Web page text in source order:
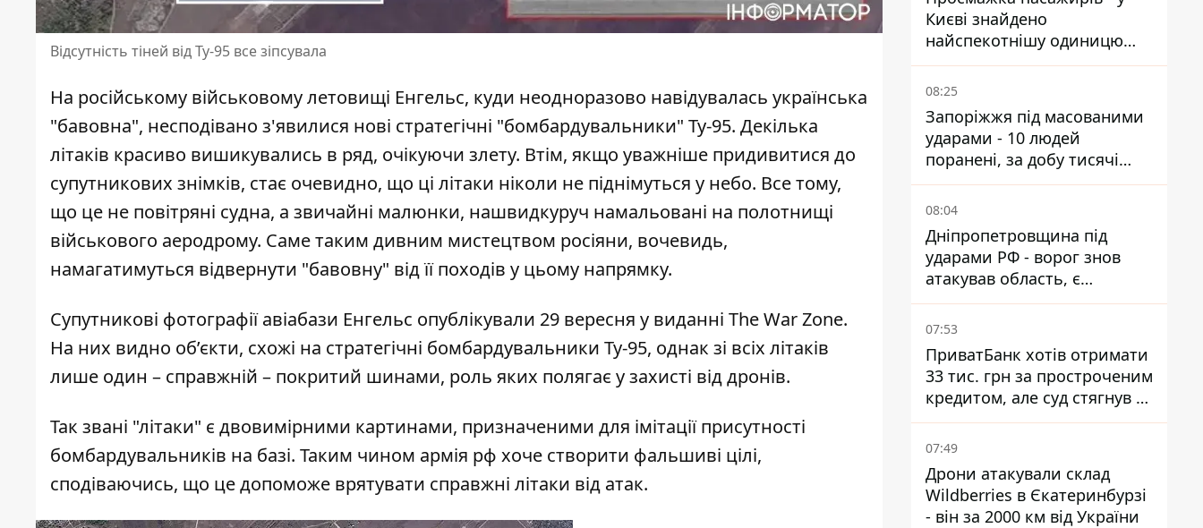
Відсутність тіней від Ту-95 все зіпсувала
На російському військовому летовищі Енгельс, куди неодноразово навідувалась українська
"бавовна", несподівано з'явилися нові стратегічні "бомбардувальники" Ту-95. Декілька
літаків красиво вишикувались в ряд, очікуючи злету. Втім, якщо уважніше придивитися до
супутникових знімків, стає очевидно, що ці літаки ніколи не піднімуться у небо. Все тому,
що це не повітряні судна, а звичайні малюнки, нашвидкуруч намальовані на полотнищі
військового аеродрому. Саме таким дивним мистецтвом росіяни, вочевидь,
намагатимуться відвернути "бавовну" від її походів у цьому напрямку.
Супутникові фотографії авіабази Енгельс опублікували 29 вересня у виданні The War Zone.
На них видно об’єкти, схожі на стратегічні бомбардувальники Ту-95, однак зі всіх літаків
лише один – справжній – покритий шинами, роль яких полягає у захисті від дронів.
Так звані "літаки" є двовимірними картинами, призначеними для імітації присутності
бомбардувальників на базі. Таким чином армія рф хоче створити фальшиві цілі,
сподіваючись, що це допоможе врятувати справжні літаки від атак.
Києві знайдено
найспекотнішу одиницю
громадського транспорту
08:25
Запоріжжя під масованими
ударами - 10 людей
поранені, за добу тисячі
атак
08:04
Дніпропетровщина під
ударами РФ - ворог знов
атакував область, є
руйнування та пожежі
07:53
ПриватБанк хотів отримати
33 тис. грн за простроченим
кредитом, але суд стягнув з
боржниці лише 22 тис. грн
07:49
Дрони атакували склад
Wildberries в Єкатеринбурзі
- він за 2000 км від України